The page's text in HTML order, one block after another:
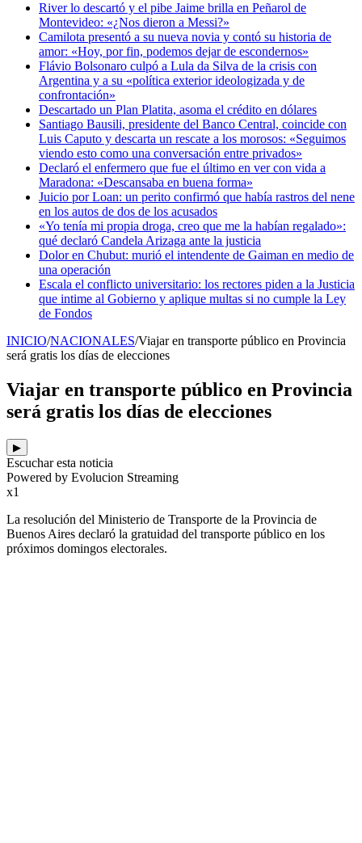
River lo descartó y el pibe Jaime brilla en Peñarol de
Montevideo: «¿Nos dieron a Messi?»
Camilota presentó a su nueva novia y contó su historia de
amor: «Hoy, por fin, podemos dejar de escondernos»
Flávio Bolsonaro culpó a Lula da Silva de la crisis con
Argentina y a su «política exterior ideologizada y de
confrontación»
Descartado un Plan Platita, asoma el crédito en dólares
Santiago Bausili, presidente del Banco Central, coincide con
Luis Caputo y descarta un rescate a los morosos: «Seguimos
viendo esto como una conversación entre privados»
Declaró el enfermero que fue el último en ver con vida a
Maradona: «Descansaba en buena forma»
Juicio por Loan: un perito confirmó que había rastros del nene
en los autos de dos de los acusados
«Yo tenía mi propia droga, creo que me la habían regalado»:
qué declaró Candela Arizaga ante la justicia
Dolor en Chubut: murió el intendente de Gaiman en medio de
una operación
Escala el conflicto universitario: los rectores piden a la Justicia
que intime al Gobierno y aplique multas si no cumple la Ley
de Fondos
INICIO/NACIONALES/Viajar en transporte público en Provincia
será gratis los días de elecciones
Viajar en transporte público en Provincia
será gratis los días de elecciones
▶
Escuchar esta noticia
Powered by Evolucion Streaming
x1
La resolución del Ministerio de Transporte de la Provincia de
Buenos Aires declaró la gratuidad del transporte público en los
próximos domingos electorales.